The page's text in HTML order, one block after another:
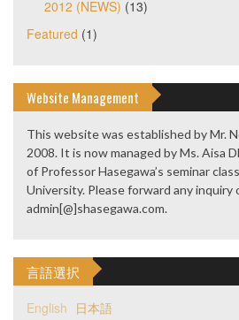
2012 (NEWS) (13)
Featured (1)
Website Management
This website was established by Mr.
2008. It is now managed by Ms. Aisa
of Professor Hasegawa’s seminar
University. Please forward any
admin[@]shasegawa.com.
言語選択
English 日本語